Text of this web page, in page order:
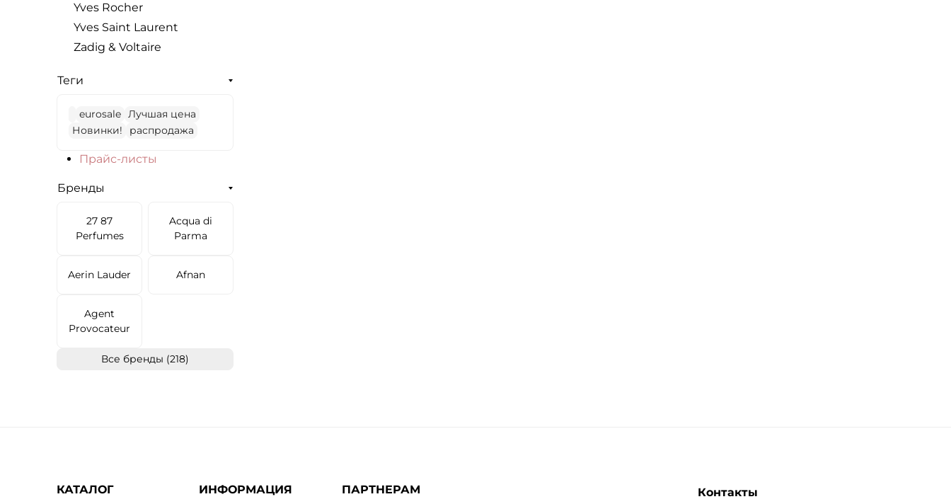
Yves Rocher
Yves Saint Laurent
Zadig & Voltaire
Теги
eurosale Лучшая цена
Новинки!
распродажа
Прайс-листы
Бренды
27 87
Perfumes
Acqua di
Parma
Aerin Lauder Afnan
Agent
Provocateur
Все бренды (218)
КАТАЛОГ ИНФОРМАЦИЯ ПАРТНЕРАМ Контакты